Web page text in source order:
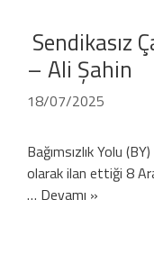
Sendikasız
– Ali Şahin
18/07/2025
Bağımsızlık Yolu
olarak ilan ettiği 8
… Devamı »